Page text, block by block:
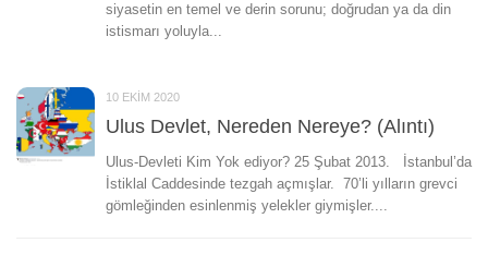
siyasetin en temel ve derin sorunu; doğrudan ya da din
istismarı yoluyla...
10 EKIM 2020
Ulus Devlet, Nereden Nereye? (Alıntı)
Ulus-Devleti Kim Yok ediyor? 25 Şubat 2013. İstanbul’da
İstiklal Caddesinde tezgah açmışlar. 70’li yılların grevci
gömleğinden esinlenmiş yelekler giymişler....